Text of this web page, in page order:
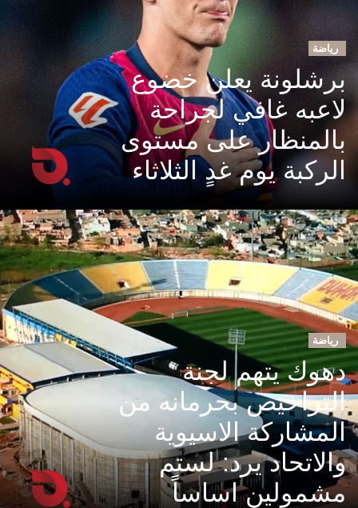
رياضة
برشلونة يعلن خضوع
لاعبه غافي لجراحة
بالمنظار على مستوى
الركبة يوم غدٍ الثلاثاء
رياضة
دهوك يتهم لجنة
التراخيص بحرمانه من
المشاركة الاسيوية
والاتحاد يرد: لستم
مشمولين اساساً